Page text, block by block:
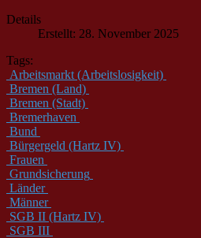
Details
Erstellt: 28. November 2025
Tags:
Arbeitsmarkt (Arbeitslosigkeit)
Bremen (Land)
Bremen (Stadt)
Bremerhaven
Bund
Bürgergeld (Hartz IV)
Frauen
Grundsicherung
Länder
Männer
SGB II (Hartz IV)
SGB III